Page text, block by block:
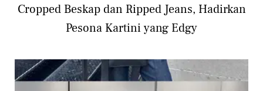
Cropped Beskap dan Ripped Jeans, Hadirkan
Pesona Kartini yang Edgy